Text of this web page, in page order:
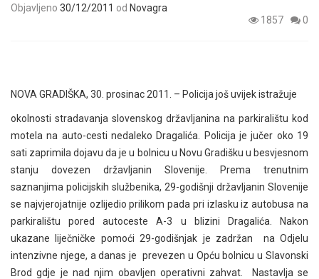
Objavljeno 30/12/2011 od Novagra
1857
0
NOVA GRADIŠKA, 30. prosinac 2011. – Policija još uvijek istražuje
okolnosti stradavanja slovenskog državljanina na parkiralištu kod
motela na auto-cesti nedaleko Dragalića. Policija je jučer oko 19
sati zaprimila dojavu da je u bolnicu u Novu Gradišku u besvjesnom
stanju dovezen državljanin Slovenije. Prema trenutnim
saznanjima policijskih službenika, 29-godišnji državljanin Slovenije
se najvjerojatnije ozlijedio prilikom pada pri izlasku iz autobusa na
parkiralištu pored autoceste A-3 u blizini Dragalića. Nakon
ukazane liječničke pomoći 29-godišnjak je zadržan na Odjelu
intenzivne njege, a danas je prevezen u Opću bolnicu u Slavonski
Brod gdje je nad njim obavljen operativni zahvat. Nastavlja se